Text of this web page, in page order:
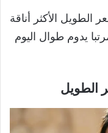
الأكثر أناقة
يدوم طوال اليوم
الطويل